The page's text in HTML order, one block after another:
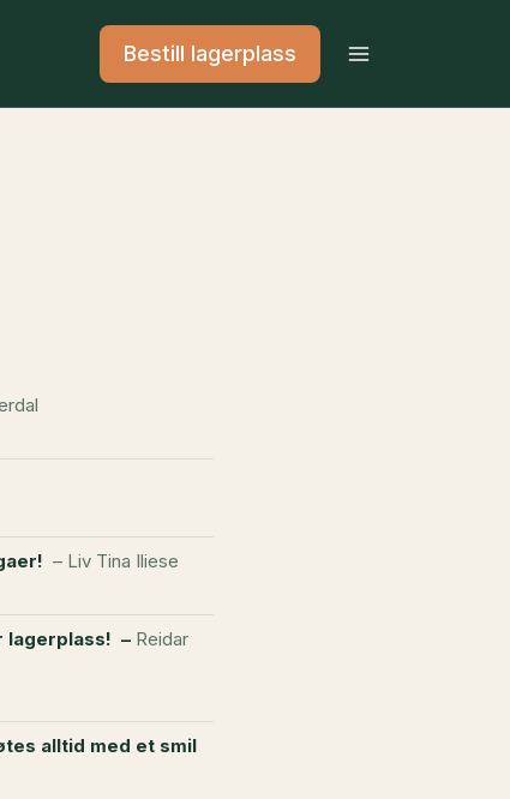
Bestill lagerplass
– Liv Tina Iliese
lagerplass! – Reidar
alltid med et smil